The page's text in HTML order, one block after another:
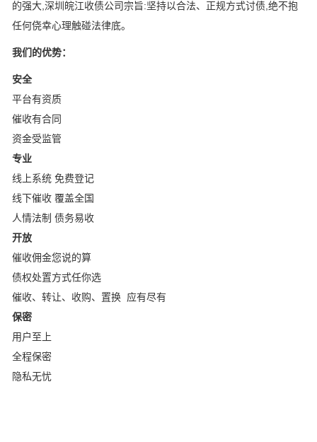
的强大,深圳皖江收债公司宗旨:坚持以合法、正规方式讨债,绝不抱
任何侥幸心理触碰法律底。
我们的优势：
安全
平台有资质
催收有合同
资金受监管
专业
线上系统 免费登记
线下催收 覆盖全国
人情法制 债务易收
开放
催收佣金您说的算
债权处置方式任你选
催收、转让、收购、置换 应有尽有
保密
用户至上
全程保密
隐私无忧